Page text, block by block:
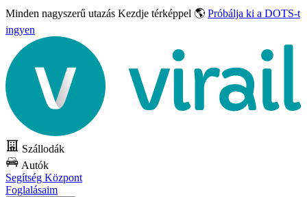
Minden nagyszerű utazás Kezdje térképpel 🌎 Próbálja ki a DOTS-t
ingyen
Szállodák
Autók
Segítség Központ
Foglalásaim